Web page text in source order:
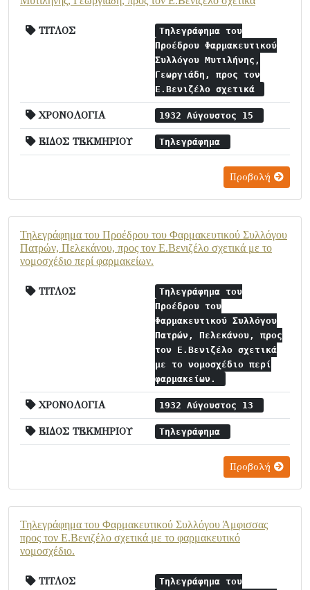
ΤΙΤΛΟΣ
Τηλεγράφημα του
Προέδρου Φαρμακευτικού
Συλλόγου Μυτιλήνης,
Γεωργιάδη, προς τον
Ε.Βενιζέλο σχετικά
ΧΡΟΝΟΛΟΓΙΑ 1932 Αύγουστος 15
ΕΙΔΟΣ ΤΕΚΜΗΡΙΟΥ Τηλεγράφημα
Προβολή
Τηλεγράφημα του Προέδρου του Φαρμακευτικού Συλλόγου
Πατρών, Πελεκάνου, προς τον Ε.Βενιζέλο σχετικά με το
νομοσχέδιο περί φαρμακείων.
ΤΙΤΛΟΣ
Τηλεγράφημα του
Προέδρου του
Φαρμακευτικού Συλλόγου
Πατρών, Πελεκάνου, προς
τον Ε.Βενιζέλο σχετικά
με το νομοσχέδιο περί
φαρμακείων.
ΧΡΟΝΟΛΟΓΙΑ 1932 Αύγουστος 13
ΕΙΔΟΣ ΤΕΚΜΗΡΙΟΥ Τηλεγράφημα
Προβολή
Τηλεγράφημα του Φαρμακευτικού Συλλόγου Άμφισσας
προς τον Ε.Βενιζέλο σχετικά με το φαρμακευτικό
νομοσχέδιο.
ΤΙΤΛΟΣ
Τηλεγράφημα του